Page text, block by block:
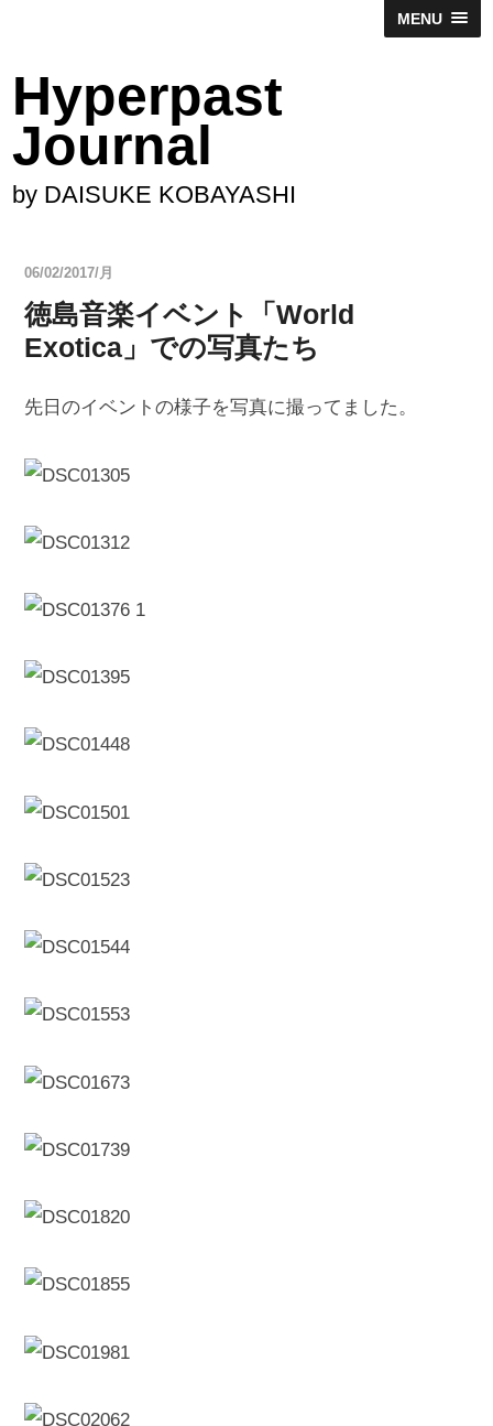
MENU
Hyperpast
Journal
by DAISUKE KOBAYASHI
06/02/2017/月
徳島音楽イベント「World
Exotica」での写真たち
先日のイベントの様子を写真に撮ってました。